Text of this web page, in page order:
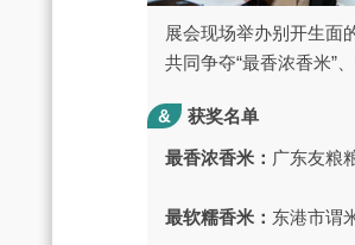
展会现场举办别开生面
共同争夺“最香浓香米”
& 获奖名单
最香浓香米： 广东友粮
最软糯香米： 东港市谓